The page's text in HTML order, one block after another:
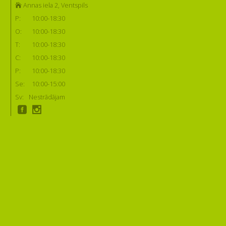
Annas iela 2, Ventspils
P:
10:00-18:30
O:
10:00-18:30
T:
10:00-18:30
C:
10:00-18:30
P:
10:00-18:30
Se:
10:00-15:00
Sv:
Nestrādājam